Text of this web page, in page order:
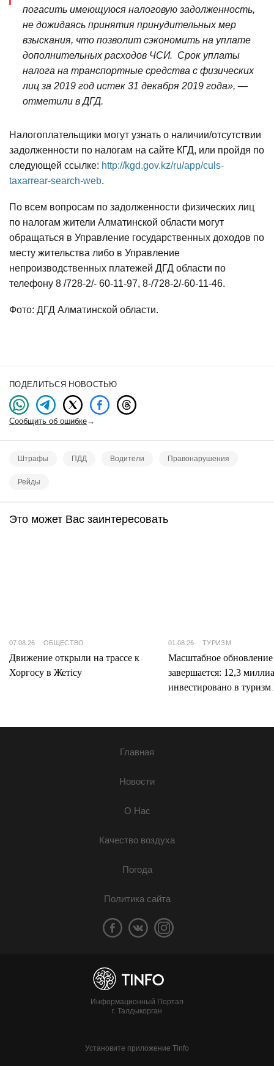
погасить имеющуюся налоговую задолженность,
не дожидаясь принятия принудительных мер
взыскания, что позволит сэкономить на уплате
дополнительных расходов ЧСИ. Срок уплаты
налога на транспортные средства с физических
лиц за 2019 год истек 31 декабря 2019 года», —
отметили в ДГД.
Налогоплательщики могут узнать о наличии/отсутствии
задолженности по налогам на сайте КГД, или пройдя по
следующей ссылке: http://kgd.gov.kz/ru/app/culs-
taxarrear-search-web.
По всем вопросам по задолженности физических лиц
по налогам жители Алматинской области могут
обращаться в Управление государственных доходов по
месту жительства либо в Управление
непроизводственных платежей ДГД области по
телефону 8 /728-2/- 60-11-97, 8-/728-2/-60-11-46.
Фото: ДГД Алматинской области.
ПОДЕЛИТЬСЯ НОВОСТЬЮ
Сообщить об ошибке→
Штрафы ПДД Водители Правонарушения
Рейды
Это может Вас заинтересовать
07.08.26 ОБЩЕСТВО
Движение открыли на трассе к
Хоргосу в Жетісу
01.08.26 ТУРИЗМ
Масштабное
завершается: 12,3
инвестировано в туризм
Главная
Новости
О Нас
Качество воздуха
Погода
Политика сайта
Информационный Портал
г. Талдыкорган
Установите приложение Tinfo